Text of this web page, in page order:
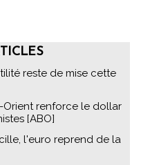
reste de mise cette
Orient renforce le dollar
[ABO]
l'euro reprend de la